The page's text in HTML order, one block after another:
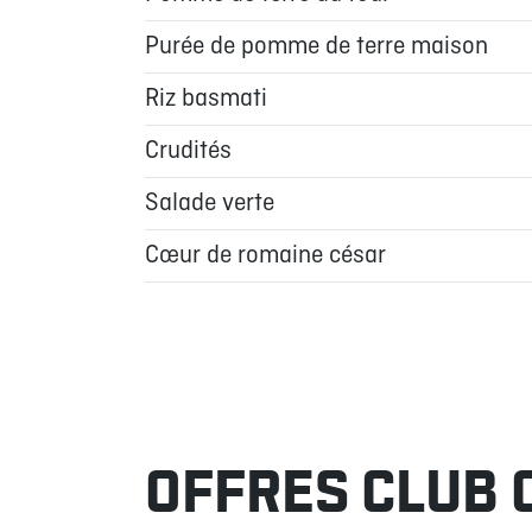
Purée de pomme de terre maison
Riz basmati
Crudités
Salade verte
Cœur de romaine césar
OFFRES CLUB